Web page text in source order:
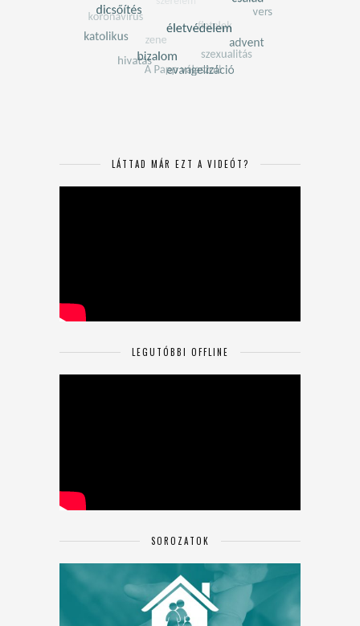
LÁTTAD MÁR EZT A VIDEÓT?
LEGUTÓBBI OFFLINE
SOROZATOK